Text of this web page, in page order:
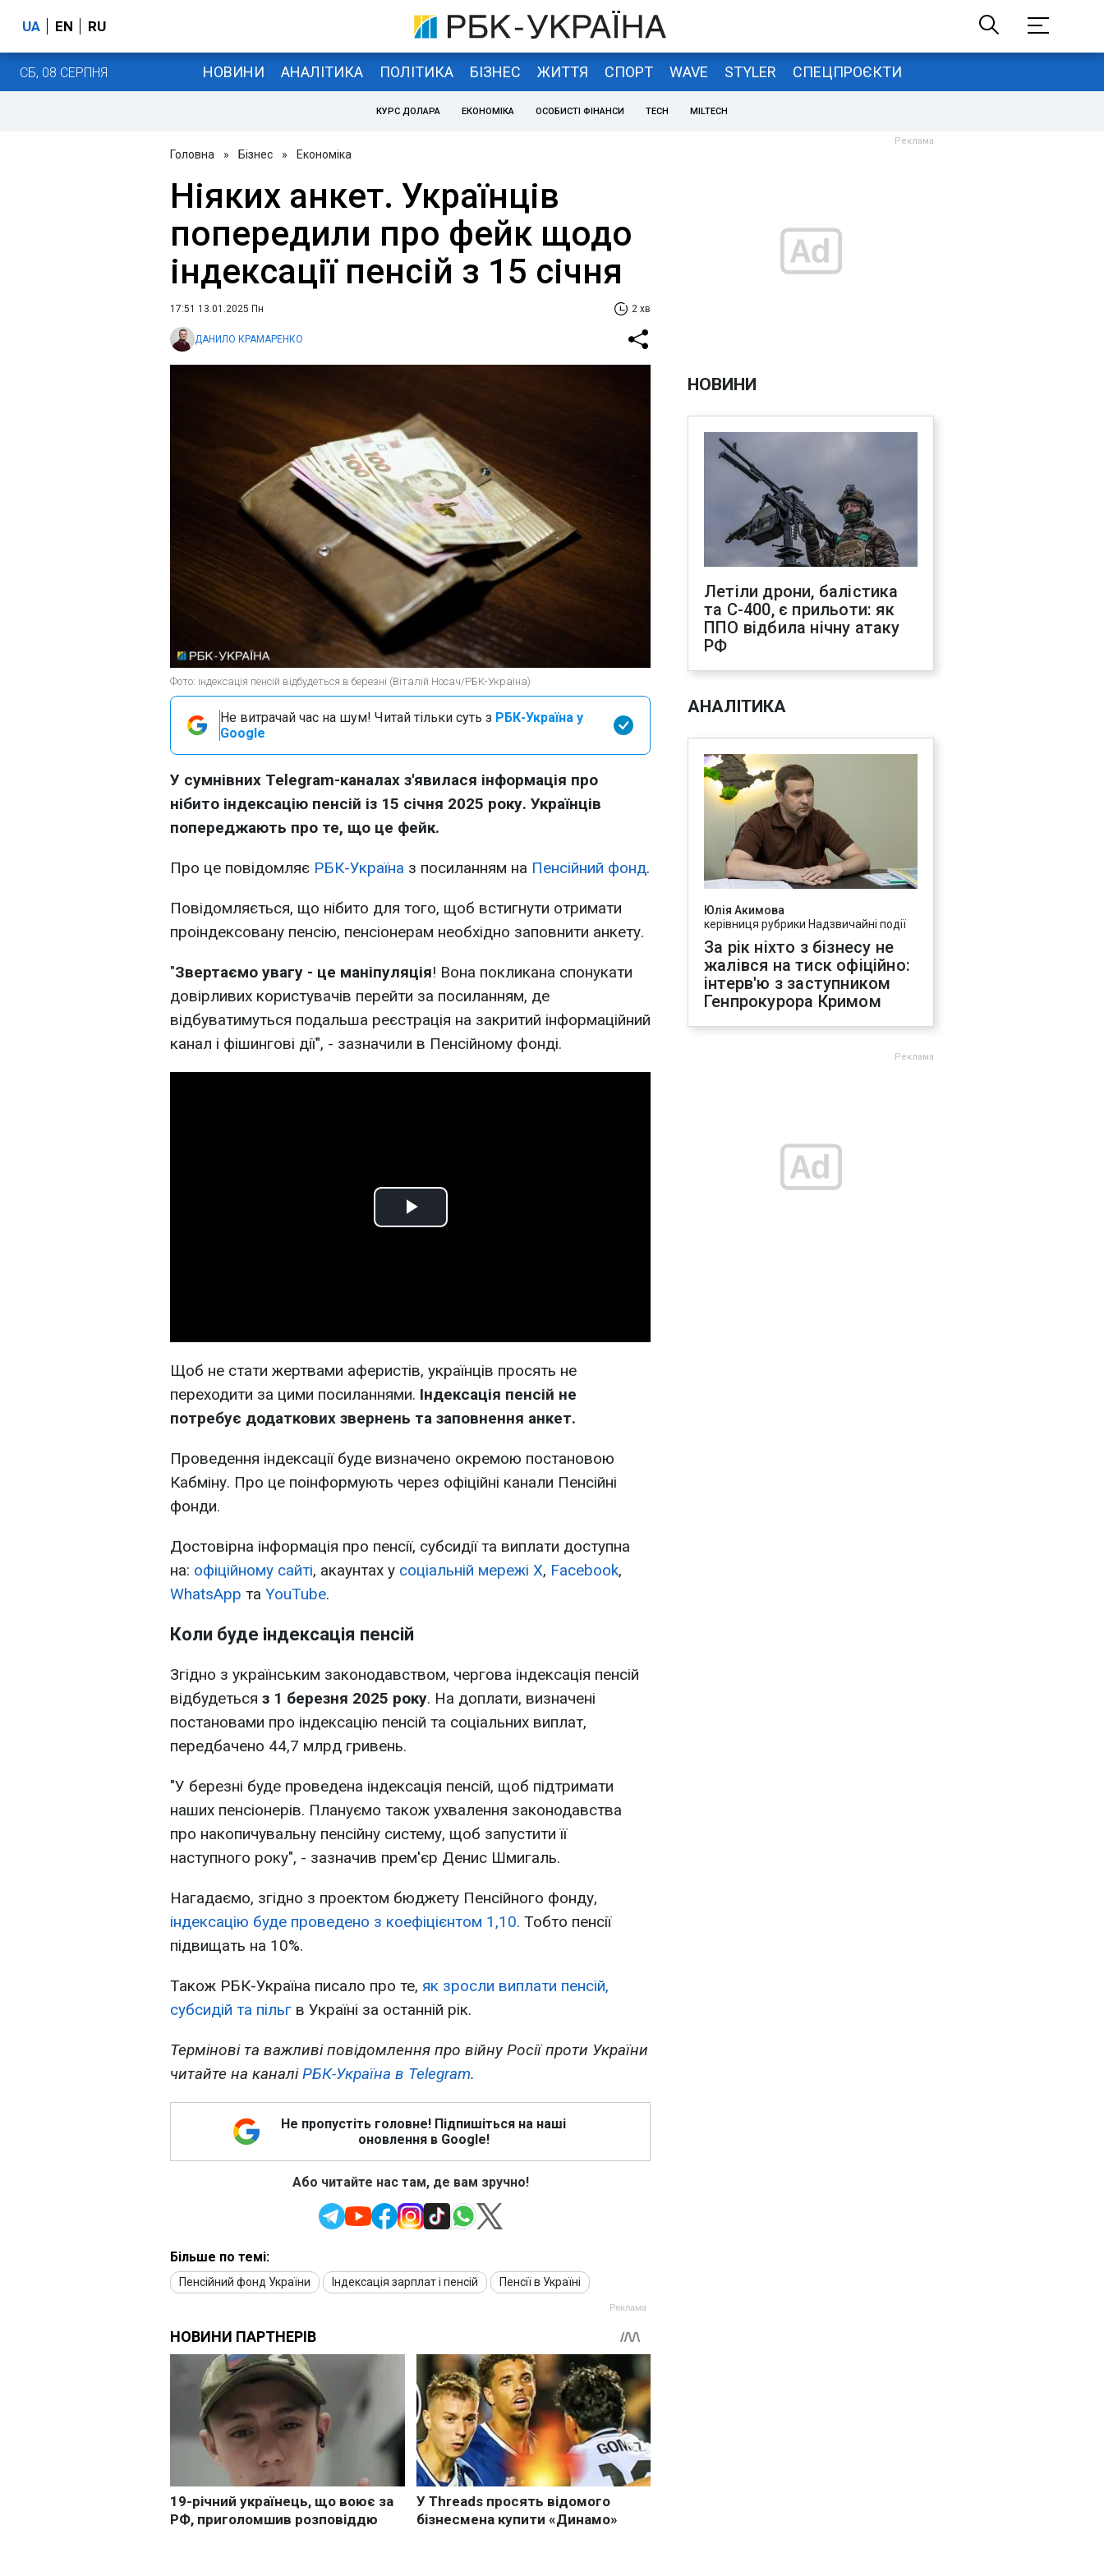
UA EN RU
СБ, 08 СЕРПНЯ НОВИНИ АНАЛІТИКА ПОЛІТИКА БІЗНЕС ЖИТТЯ СПОРТ WAVE STYLER СПЕЦПРОЄКТИ
КУРС ДОЛАРА ЕКОНОМІКА ОСОБИСТІ ФІНАНСИ TECH MILTECH
Головна » Бізнес » Економіка
Ніяких анкет. Українців
попередили про фейк щодо
індексації пенсій з 15 січня
17:51 13.01.2025 Пн 2 хв
ДАНИЛО КРАМАРЕНКО
Фото: індексація пенсій відбудеться в березні (Віталій Носач/РБК-Україна)
Не витрачай час на шум! Читай тільки суть з РБК-Україна у
Google
У сумнівних Telegram-каналах з'явилася інформація про
нібито індексацію пенсій із 15 січня 2025 року. Українців
попереджають про те, що це фейк.
Про це повідомляє РБК-Україна з посиланням на Пенсійний фонд.
Повідомляється, що нібито для того, щоб встигнути отримати
проіндексовану пенсію, пенсіонерам необхідно заповнити анкету.
"Звертаємо увагу - це маніпуляція! Вона покликана спонукати
довірливих користувачів перейти за посиланням, де
відбуватимуться подальша реєстрація на закритий інформаційний
канал і фішингові дії", - зазначили в Пенсійному фонді.
Play
Щоб не стати жертвами аферистів, українців просять не
переходити за цими посиланнями. Індексація пенсій не
потребує додаткових звернень та заповнення анкет.
Проведення індексації буде визначено окремою постановою
Кабміну. Про це поінформують через офіційні канали Пенсійні
фонди.
Достовірна інформація про пенсії, субсидії та виплати доступна
на: офіційному сайті, акаунтах у соціальній мережі X, Facebook,
WhatsApp та YouTube.
Коли буде індексація пенсій
Згідно з українським законодавством, чергова індексація пенсій
відбудеться з 1 березня 2025 року. На доплати, визначені
постановами про індексацію пенсій та соціальних виплат,
передбачено 44,7 млрд гривень.
"У березні буде проведена індексація пенсій, щоб підтримати
наших пенсіонерів. Плануємо також ухвалення законодавства
про накопичувальну пенсійну систему, щоб запустити її
наступного року", - зазначив прем'єр Денис Шмигаль.
Нагадаємо, згідно з проектом бюджету Пенсійного фонду,
індексацію буде проведено з коефіцієнтом 1,10. Тобто пенсії
підвищать на 10%.
Також РБК-Україна писало про те, як зросли виплати пенсій,
субсидій та пільг в Україні за останній рік.
Термінові та важливі повідомлення про війну Росії проти України
читайте на каналіРБК-Україна в Telegram.
Не пропустіть головне! Підпишіться на наші
оновлення в Google!
Або читайте нас там, де вам зручно!
Більше по темі:
Пенсійний фонд України Індексація зарплат і пенсій Пенсії в Україні
НОВИНИ
Летіли дрони, балістика
та С-400, є прильоти: як
ППО відбила нічну атаку
РФ
АНАЛІТИКА
Юлія Акимова
керівниця рубрики Надзвичайні події
За рік ніхто з бізнесу не
жалівся на тиск офіційно:
інтерв'ю з заступником
Генпрокурора Кримом